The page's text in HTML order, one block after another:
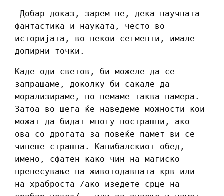
Добар доказ, зарем не, дека научната
фантастика и науката, често во
историјата, во некои сегменти, имале
допирни точки.
Каде оди светов, би можеле да се
запрашаме, доколку би сакале да
морализираме, но немаме таква намера.
Затоа во шега ќе наведеме можности кои
можат да бидат многу пострашни, ако
ова со дрогата за повеќе памет ви се
чинеше страшна. Канибалскиот обед,
имено, сфатен како чин на магиско
пренесување на животодавната крв или
на храброста /ако изедете срце на